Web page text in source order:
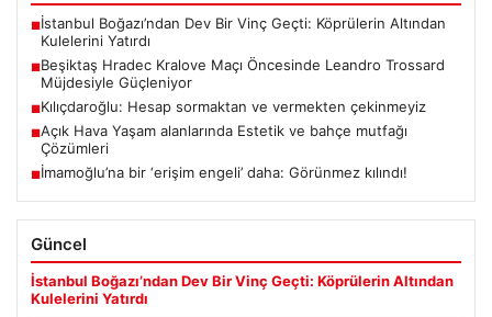
■İstanbul Boğazı’ndan Dev Bir Vinç Geçti: Köprülerin Altından
Kulelerini Yatırdı
■Beşiktaş Hradec Kralove Maçı Öncesinde Leandro Trossard
Müjdesiyle Güçleniyor
■Kılıçdaroğlu: Hesap sormaktan ve vermekten çekinmeyiz
■Açık Hava Yaşam alanlarında Estetik ve bahçe mutfağı
Çözümleri
■İmamoğlu’na bir ‘erişim engeli’ daha: Görünmez kılındı!
Güncel
İstanbul Boğazı’ndan Dev Bir Vinç Geçti: Köprülerin Altından
Kulelerini Yatırdı